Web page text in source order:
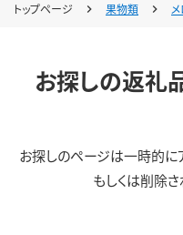
トップページ 果物類
お探しの返礼
お探しのページは一時的に
もしくは削除